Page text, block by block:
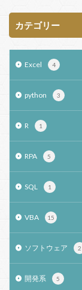
カテゴリー
Excel 4
python 3
R 1
RPA 5
SQL 1
VBA 15
ソフトウェア 2
開発系 5